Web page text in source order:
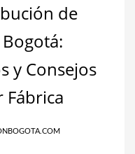
de
y Consejos
Fábrica